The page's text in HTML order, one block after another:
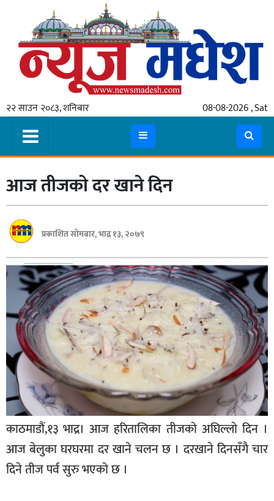
२२ साउन २०८३, शनिबार 08-08-2026 , Sat
गृहपृष्ठ
स्थानीय
प्रदेश
मधेश
प्रदेश
लुम्बिनी
गण्डकी
बागमती
कर्णाली
सुदूरपश्चिम
मधेश
विशेष
राजनीति
प्रमुख
समाचार
राष्ट्रिय
आज तीजकाे दर खाने दिन
प्रकाशित सोमबार, भाद्र १३, २०७९
काठमाडौं,१३ भाद्र। आज हरितालिका तीजको अघिल्लो दिन ।
आज बेलुका घरघरमा दर खाने चलन छ । दरखाने दिनसँगै चार
दिने तीज पर्व सुरु भएको छ ।